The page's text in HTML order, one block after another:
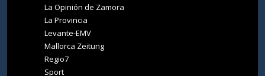
La Opinión de Zamora
La Provincia
Levante-EMV
Mallorca Zeitung
Regio7
Sport